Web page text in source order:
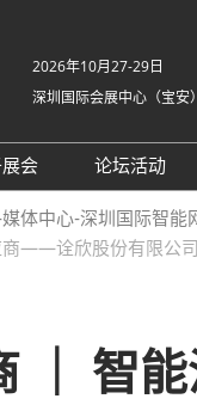
2026年10月27-29日
深圳国际会展中心（宝安）
会
组织架构
展会概览
交通住宿
论坛活动
2025同
2024精
体中心-深圳国际智能
商——诠欣股份有限公司
｜ 智